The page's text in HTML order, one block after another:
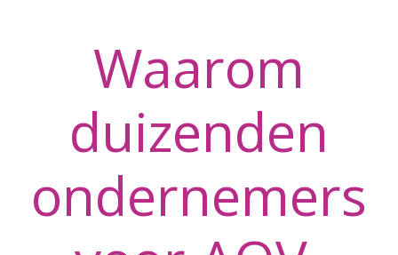
Waarom
duizenden
ondernemers